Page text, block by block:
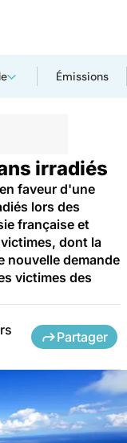
Émissions
irradiés
faveur d'une
lors des
française et
dont la
nouvelle demande
victimes des
Partager